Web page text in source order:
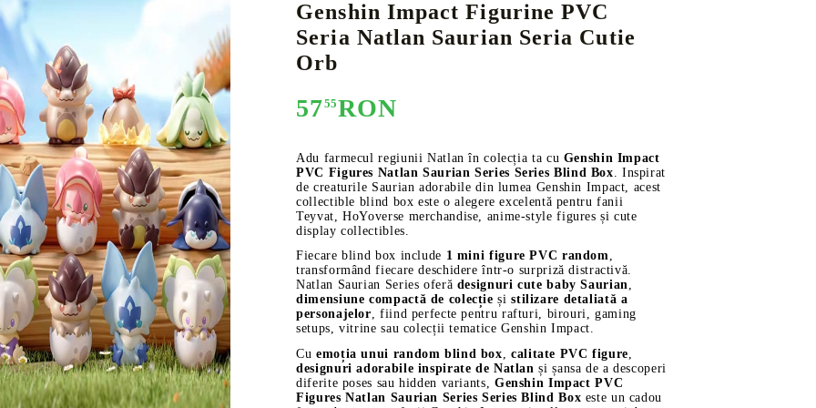
CARD GAME LORCANA
CARD GAME SUPPLIES
Deck Box
Protectors for cards
Playmat
Binders
Dices
K-POP
Genshin Impact Figurine PVC
Seria Natlan Saurian Seria Cutie
Orb
5755RON
Adu farmecul regiunii Natlan în colecția ta cu Genshin Impact
PVC Figures Natlan Saurian Series Series Blind Box. Inspirat
de creaturile Saurian adorabile din lumea Genshin Impact, acest
collectible blind box este o alegere excelentă pentru fanii
Teyvat, HoYoverse merchandise, anime-style figures și cute
display collectibles.
Fiecare blind box include 1 mini figure PVC random,
transformând fiecare deschidere într-o surpriză distractivă.
Natlan Saurian Series oferă designuri cute baby Saurian,
dimensiune compactă de colecție șistilizare detaliată a
personajelor, fiind perfecte pentru rafturi, birouri, gaming
setups, vitrine sau colecții tematice Genshin Impact.
Cuemoția unui random blind box calitate PVC figure
designuri adorabile inspirate de Natlan și șansa de a descoperi
diferite poses sau hidden variants, Genshin Impact PVC
Figures Natlan Saurian Series Series Blind Box este un cadou